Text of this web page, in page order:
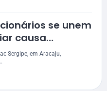
se unem
causa
Sergipe, em Aracaju,